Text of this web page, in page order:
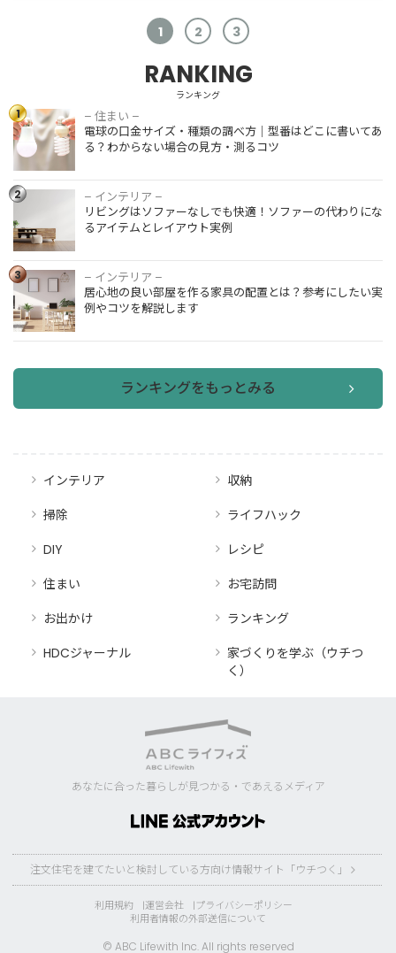
1 2 3
RANKING
ランキング
1
電球の口金
サイズ・種
類の調べ方
｜型番はど
こに書いて
ある？わか
らない場合
の見方・測
るコツ
– 住まい –
電球の口金サイズ・種類の調べ方｜型番はどこに書いてあ
る？わからない場合の見方・測るコツ
2
リビングは
しでも快
適！ソファ
ーの代わり
になるアイ
テムとレイ
アウト実例
– インテリア –
リビングはソファーなしでも快適！ソファーの代わりにな
るアイテムとレイアウト実例
3
居心地の良
い部屋を作
る家具の配
置とは？参
実例やコツ
す
– インテリア –
居心地の良い部屋を作る家具の配置とは？参考にしたい実
例やコツを解説します
ランキングをもっとみる
インテリア
収納
掃除
ライフハック
DIY
レシピ
住まい
お宅訪問
お出かけ
ランキング
HDCジャーナル
家づくりを学ぶ（ウチつ
く）
あなたに合った暮らしが見つかる・であえるメディア
注文住宅を建てたいと検討している方向け情報サイト「ウチつく」
利用規約 運営会社
プライバシーポリシー
利用者情報の外部送信について
© ABC Lifewith Inc. All rights reserved